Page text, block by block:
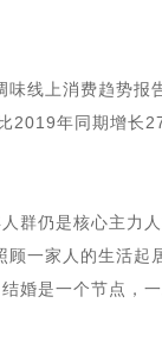
线上消费趋势
2019年同期增长
群仍是核心主力
一家人的生活起
婚是一个节点，